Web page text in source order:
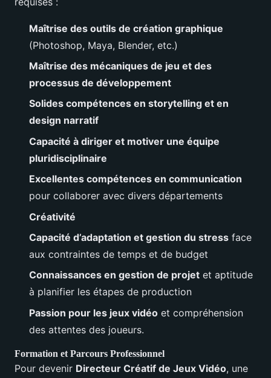
Maîtrise des outils de création graphique
(Photoshop, Maya, Blender, etc.)
Maîtrise des mécaniques de jeu et des
processus de développement
Solides compétences en storytelling et en
design narratif
Capacité à diriger et motiver une équipe
pluridisciplinaire
Excellentes compétences en communication
pour collaborer avec divers départements
Créativité
Capacité d’adaptation et gestion du stress face
aux contraintes de temps et de budget
Connaissances en gestion de projet et aptitude
à planifier les étapes de production
Passion pour les jeux vidéo et compréhension
des attentes des joueurs.
Formation et Parcours Professionnel
Pour devenir Directeur Créatif de Jeux Vidéo, une